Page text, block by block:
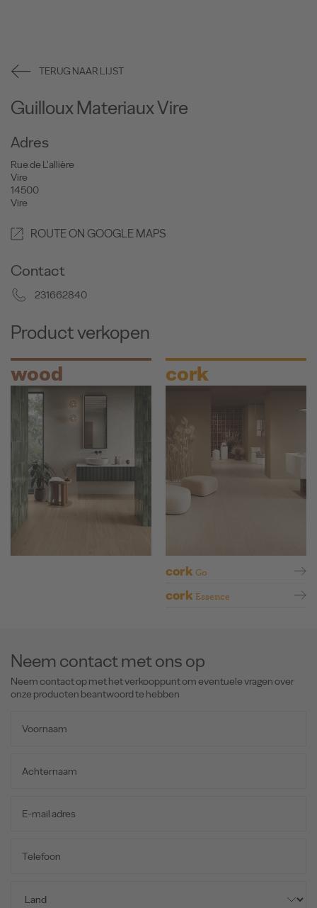
TERUG NAAR LIJST
Guilloux Materiaux Vire
Adres
Rue de L'allière
Vire
14500
Vire
ROUTE ON GOOGLE MAPS
Contact
231662840
Product verkopen
wood cork
cork Go
cork Essence
Neem contact met ons op
Neem contact op met het verkooppunt om eventuele vragen over
onze producten beantwoord te hebben